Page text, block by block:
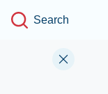
Search